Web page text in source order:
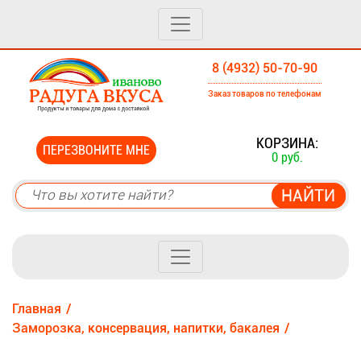
8 (4932) 50-70-90
Заказ товаров по телефонам
ПЕРЕЗВОНИТЕ МНЕ КОРЗИНА:
0 руб.
Главная
Заморозка, консервация, напитки, бакалея